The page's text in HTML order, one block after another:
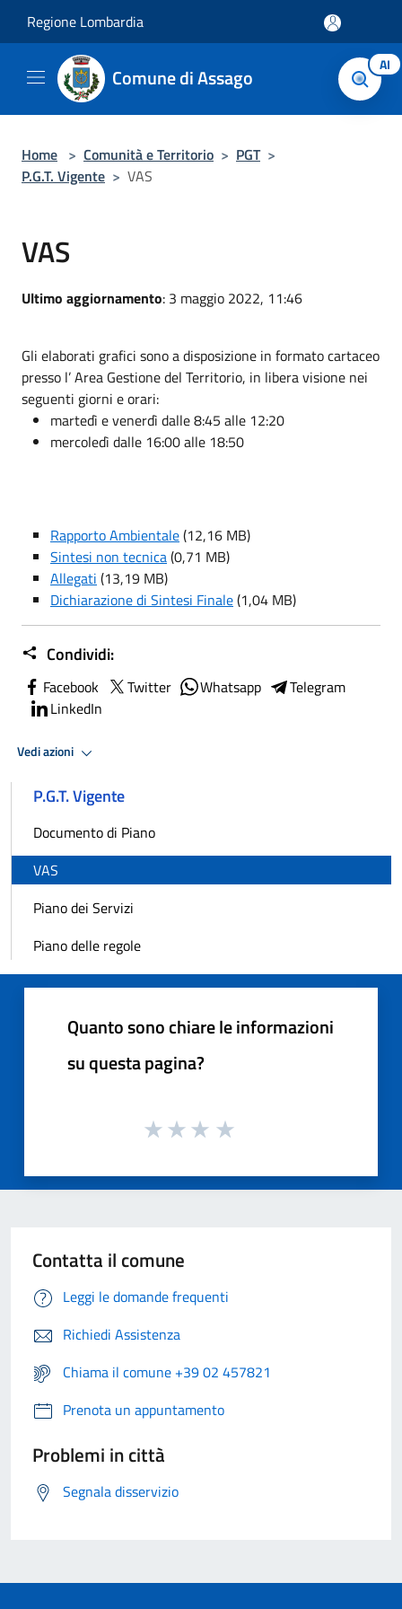
Regione Lombardia
Comune di Assago AI
Home > Comunità e Territorio > PGT >
P.G.T. Vigente > VAS
VAS
Ultimo aggiornamento: 3 maggio 2022, 11:46
Gli elaborati grafici sono a disposizione in formato cartaceo
presso l’ Area Gestione del Territorio, in libera visione nei
seguenti giorni e orari:
martedì e venerdì dalle 8:45 alle 12:20
mercoledì dalle 16:00 alle 18:50
Rapporto Ambientale(12,16 MB)
Sintesi non tecnica(0,71 MB)
Allegati (13,19 MB)
Dichiarazione di Sintesi Finale(1,04 MB)
Condividi:
Facebook Twitter Whatsapp
Telegram
LinkedIn
Vedi azioni
P.G.T. Vigente
Documento di Piano
VAS
Piano dei Servizi
Piano delle regole
Quanto sono chiare le informazioni
su questa pagina?
Contatta il comune
Leggi le domande frequenti
Richiedi Assistenza
Chiama il comune +39 02 457821
Prenota un appuntamento
Problemi in città
Segnala disservizio